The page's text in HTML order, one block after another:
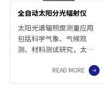
术，保证响应一致性将近
100%。
全自动太阳分光辐射仪
太阳光谱辐照度测量应用
包括科学气象、气候观
测、材料测试研究，太阳
再生能源的评价等。
READ MORE